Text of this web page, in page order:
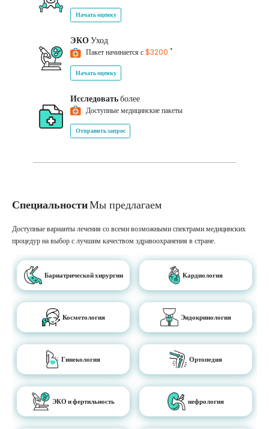
Начать оценку
ЭКОУход
Пакет начинается с$3200 *
Начать оценку
Исследоватьболее
Доступные медицинские пакеты
Отправить запрос
СпециальностиМы предлагаем
Доступные варианты лечения со всеми возможными спектрами медицинских
процедур на выбор с лучшим качеством здравоохранения в стране.
Бариатрической хирургии Кардиология
Косметология Эндокринология
Гинекология Ортопедия
ЭКО и фертильность нефрология